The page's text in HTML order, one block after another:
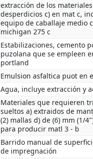
extracción de los
desperdicios c) en mat c,
equipo de caballaje medio
michigan 275 c
Estabilizaciones, cemento
puzolana que se empleen
portland
Emulsion asfaltica puot en
Agua, incluye extracción y
Materiales que requieren
sueltos a) extraidos de
(2) mallas d) de (6) mm (1/
para producir matl 3 - b
Barrido manual de
de impregnación